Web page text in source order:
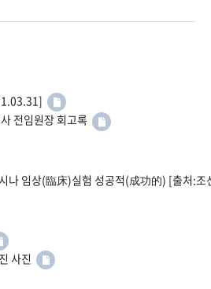
전임원장 회고록
나 임상(臨床)실험 성공적(成功的) [출처:
사진